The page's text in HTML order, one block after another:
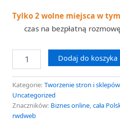
Tylko 2 wolne miejsca w
czas na bezpłatną
Dodaj do koszyka
Kategorie: Tworzenie stron i
Uncategorized
Znaczników: Biznes online, cała
rwdweb